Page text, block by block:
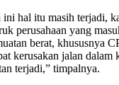
hal itu masih terjadi,
perusahaan yang
berat, khususnya
kerusakan jalan dalam
terjadi,” timpalnya.